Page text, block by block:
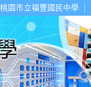
桃園市立福豐國民中學